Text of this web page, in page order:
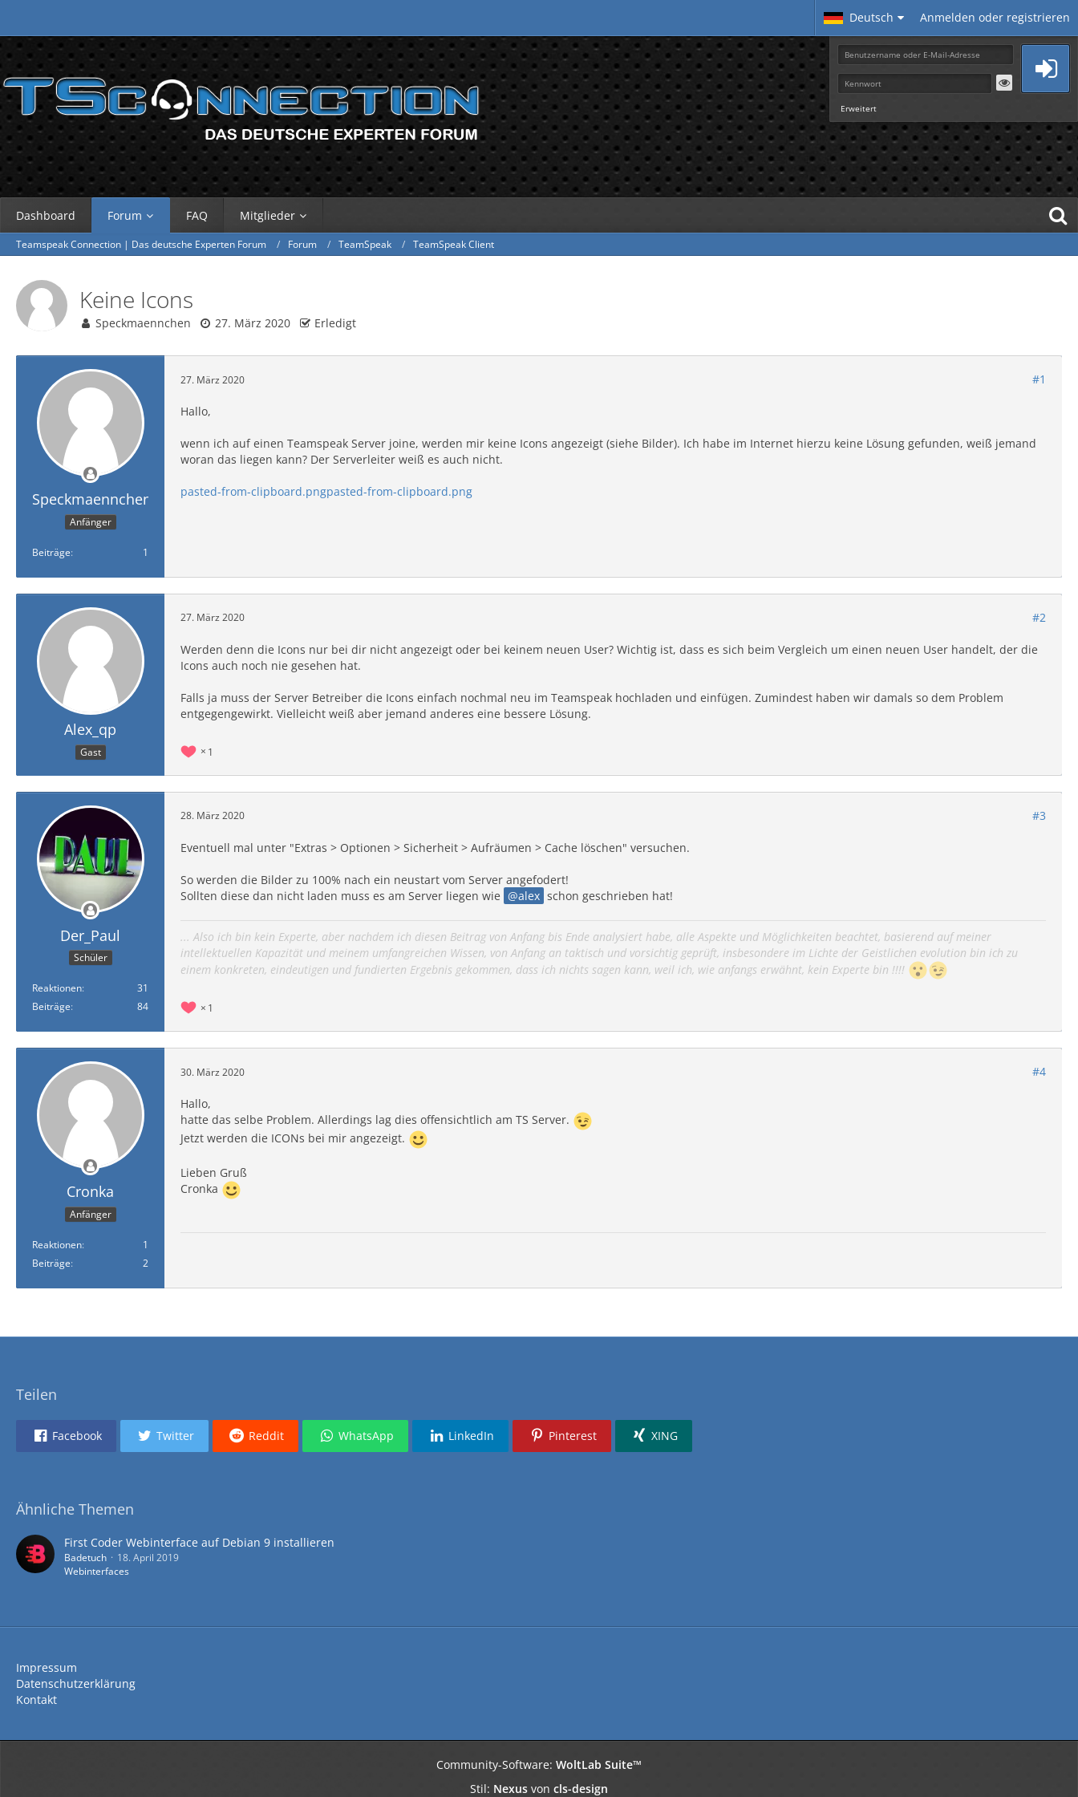
Deutsch Anmelden oder registrieren
Erweitert
Dashboard Forum FAQ Mitglieder
Teamspeak Connection | Das deutsche Experten Forum Forum TeamSpeak TeamSpeak Client
Keine Icons
Speckmaennchen 27. März 2020 Erledigt
Speckmaennchen
Anfänger
Beiträge 1
27. März 2020 #1
Hallo,
wenn ich auf einen Teamspeak Server joine, werden mir keine Icons angezeigt (siehe Bilder). Ich habe im Internet hierzu keine Lösung gefunden, weiß jemand
woran das liegen kann? Der Serverleiter weiß es auch nicht.
pasted-from-clipboard.pngpasted-from-clipboard.png
Alex_qp
Gast
27. März 2020 #2
Werden denn die Icons nur bei dir nicht angezeigt oder bei keinem neuen User? Wichtig ist, dass es sich beim Vergleich um einen neuen User handelt, der die
Icons auch noch nie gesehen hat.
Falls ja muss der Server Betreiber die Icons einfach nochmal neu im Teamspeak hochladen und einfügen. Zumindest haben wir damals so dem Problem
entgegengewirkt. Vielleicht weiß aber jemand anderes eine bessere Lösung.
1
Der_Paul
Schüler
Reaktionen
31
Beiträge
84
28. März 2020 #3
Eventuell mal unter "Extras > Optionen > Sicherheit > Aufräumen > Cache löschen" versuchen.
So werden die Bilder zu 100% nach ein neustart vom Server angefodert!
Sollten diese dan nicht laden muss es am Server liegen wie
alex schon geschrieben hat!
... Also ich bin kein Experte, aber nachdem ich diesen Beitrag von Anfang bis Ende analysiert habe, alle Aspekte und Möglichkeiten beachtet, basierend auf meiner
intellektuellen Kapazität und meinem umfangreichen Wissen, von Anfang an taktisch und vorsichtig geprüft, insbesondere im Lichte der Geistlichen evolution bin ich zu
einem konkreten, eindeutigen und fundierten Ergebnis gekommen, dass ich nichts sagen kann, weil ich, wie anfangs erwähnt, kein Experte bin !!!!
1
Cronka
Anfänger
Reaktionen
1
Beiträge
2
30. März 2020 #4
Hallo,
hatte das selbe Problem. Allerdings lag dies offensichtlich am TS Server.
Jetzt werden die ICONs bei mir angezeigt.
Lieben Gruß
Cronka
Teilen
Facebook Twitter Reddit WhatsApp LinkedIn Pinterest XING
Ähnliche Themen
First Coder Webinterface auf Debian 9 installieren
Badetuch
18. April 2019
Webinterfaces
Impressum
Datenschutzerklärung
Kontakt
Community-Software: WoltLab Suite™
Stil: Nexus von cls-design